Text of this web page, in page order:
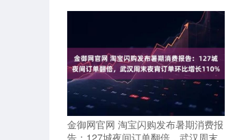
金御网官网 淘宝闪购发布暑期消费报